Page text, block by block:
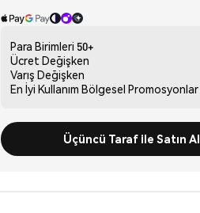
Para Birimleri 50+
Ücret Değişken
Varış Değişken
En İyi Kullanım Bölgesel Promosyonlar
Üçüncü Taraf ile Satın Al